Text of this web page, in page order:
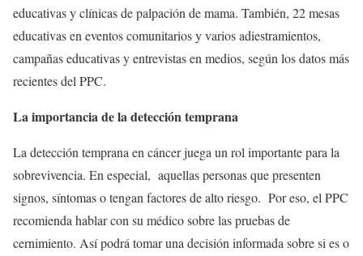
educativas y clínicas de palpación de mama. También, 22 mesas
educativas en eventos comunitarios y varios adiestramientos,
campañas educativas y entrevistas en medios, según los datos más
recientes del PPC.
La importancia de la detección temprana
La detección temprana en cáncer juega un rol importante para la
sobrevivencia. En especial, aquellas personas que presenten
signos, síntomas o tengan factores de alto riesgo. Por eso, el PPC
recomienda hablar con su médico sobre las pruebas de
cernimiento. Así podrá tomar una decisión informada sobre si es o